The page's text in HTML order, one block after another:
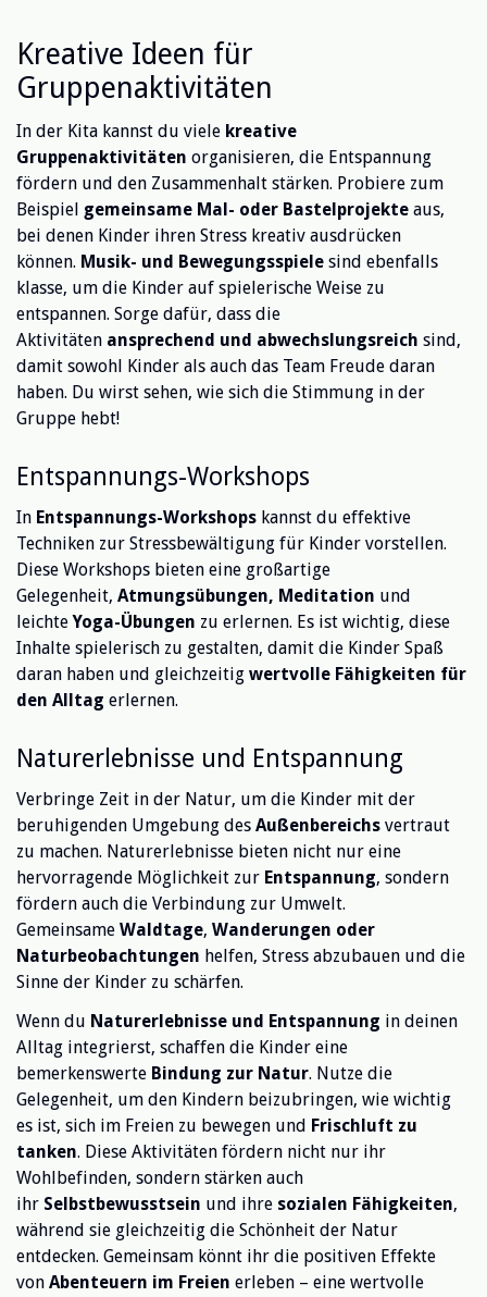
Kreative Ideen für
Gruppenaktivitäten
In der Kita kannst du viele kreative
Gruppenaktivitäten organisieren, die Entspannung
fördern und den Zusammenhalt stärken. Probiere zum
Beispiel gemeinsame Mal- oder Bastelprojekte aus,
bei denen Kinder ihren Stress kreativ ausdrücken
können. Musik- und Bewegungsspiele sind ebenfalls
klasse, um die Kinder auf spielerische Weise zu
entspannen. Sorge dafür, dass die
Aktivitäten ansprechend und abwechslungsreich sind,
damit sowohl Kinder als auch das Team Freude daran
haben. Du wirst sehen, wie sich die Stimmung in der
Gruppe hebt!
Entspannungs-Workshops
In Entspannungs-Workshops kannst du effektive
Techniken zur Stressbewältigung für Kinder vorstellen.
Diese Workshops bieten eine großartige
Gelegenheit, Atmungsübungen, Meditation und
leichteYoga-Übungen zu erlernen. Es ist wichtig, diese
Inhalte spielerisch zu gestalten, damit die Kinder Spaß
daran haben und gleichzeitig wertvolle Fähigkeiten für
den Alltag erlernen.
Naturerlebnisse und Entspannung
Verbringe Zeit in der Natur, um die Kinder mit der
beruhigenden Umgebung des Außenbereichs vertraut
zu machen. Naturerlebnisse bieten nicht nur eine
hervorragende Möglichkeit zur Entspannung, sondern
fördern auch die Verbindung zur Umwelt.
Gemeinsame Waldtage, Wanderungen oder
Naturbeobachtungen helfen, Stress abzubauen und die
Sinne der Kinder zu schärfen.
Wenn du Naturerlebnisse und Entspannung in deinen
Alltag integrierst, schaffen die Kinder eine
bemerkenswerte Bindung zur Natur. Nutze die
Gelegenheit, um den Kindern beizubringen, wie wichtig
es ist, sich im Freien zu bewegen und Frischluft zu
tanken. Diese Aktivitäten fördern nicht nur ihr
Wohlbefinden, sondern stärken auch
ihr Selbstbewusstsein und ihre sozialen Fähigkeiten,
während sie gleichzeitig die Schönheit der Natur
entdecken. Gemeinsam könnt ihr die positiven Effekte
von Abenteuern im Freien erleben – eine wertvolle